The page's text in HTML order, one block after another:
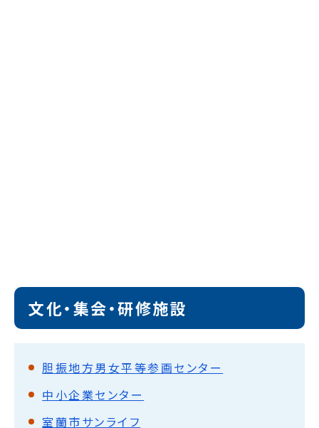
文化・集会・研修施設
胆振地方男女平等参画センター
中小企業センター
室蘭市サンライフ